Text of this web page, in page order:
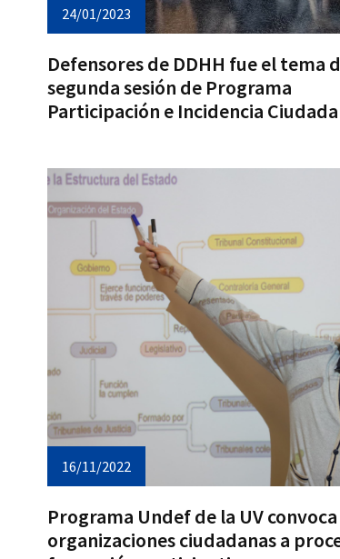
24/01/2023
Defensores de DDHH fue el tema
segunda sesión de Programa
Participación e Incidencia
16/11/2022
Programa Undef de la UV convoca
organizaciones ciudadanas a